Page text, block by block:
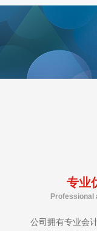
专业
Professional
公司拥有专业会